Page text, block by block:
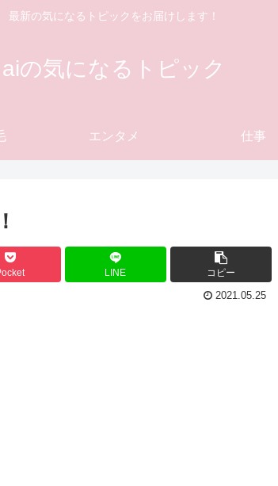
最新の気になるトピックをお届けします！
aiの気になるトピック
エンタメ 仕事
LINE コピー
2021.05.25